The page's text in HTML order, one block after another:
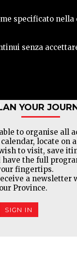
specificato nella
senza
SEARCH
YOUR
to organise all
locate on
to visit, save
have the full
fingertips.
a newsletter
Province.
SIGN IN